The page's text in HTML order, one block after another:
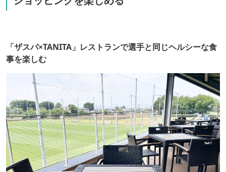
「ザスパ×TANITA」レストランで選手と同じヘルシーな食
事を楽しむ